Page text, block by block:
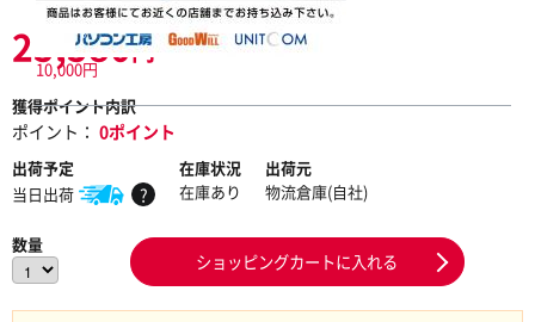
10,000円
25,580円
獲得ポイント内訳
ポイント： 0ポイント
出荷予定
当日出荷
?
在庫状況
在庫あり
出荷元
物流倉庫(自社)
数量
ショッピングカートに入れる